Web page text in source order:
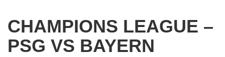
CHAMPIONS LEAGUE –
PSG VS BAYERN